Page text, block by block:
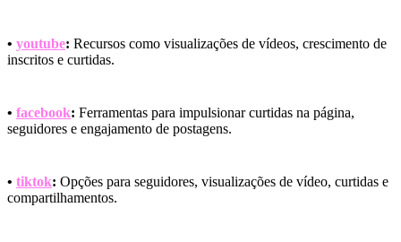
• youtube: Recursos como visualizações de vídeos, crescimento de
inscritos e curtidas.
• facebook: Ferramentas para impulsionar curtidas na página,
seguidores e engajamento de postagens.
• tiktok: Opções para seguidores, visualizações de vídeo, curtidas e
compartilhamentos.